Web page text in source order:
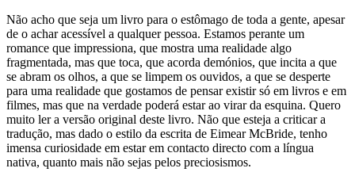
Não acho que seja um livro para o estômago de toda a gente, apesar
de o achar acessível a qualquer pessoa. Estamos perante um
romance que impressiona, que mostra uma realidade algo
fragmentada, mas que toca, que acorda demónios, que incita a que
se abram os olhos, a que se limpem os ouvidos, a que se desperte
para uma realidade que gostamos de pensar existir só em livros e em
filmes, mas que na verdade poderá estar ao virar da esquina. Quero
muito ler a versão original deste livro. Não que esteja a criticar a
tradução, mas dado o estilo da escrita de Eimear McBride, tenho
imensa curiosidade em estar em contacto directo com a língua
nativa, quanto mais não sejas pelos preciosismos.